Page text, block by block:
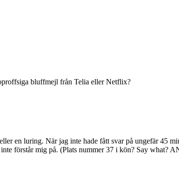
bluffmejl från Telia eller Netflix?
en luring. När jag inte hade fått svar på ungefär 45
inte förstår mig på. (Plats nummer 37 i kön? Say what?